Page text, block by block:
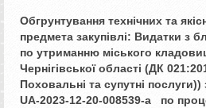
Обгрунтування технічних та
предмета закупівлі: Видатки з
по утриманню міського
Чернігівської області (ДК
Поховальні та супутні послуги))
UA-2023-12-20-008539-a
по